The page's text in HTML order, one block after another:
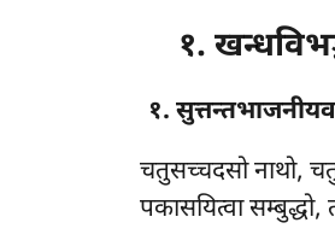
१.
१.
चतुसच्चदसोनाथो,
पकासयित्वा